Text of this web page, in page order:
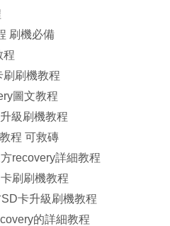
刷機必備
程
刷刷機教程
圖文教程
級刷機教程
程 可救磚
recovery詳細教程
刷刷機教程
卡升級刷機教程
的詳細教程